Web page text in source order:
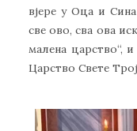
вјере у Оца и
све ово, сва ова
малена царство“,
Царство Свете